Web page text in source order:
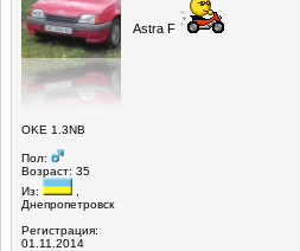
OKE 1.3NB
Пол:
Возраст: 35
Из:
Днепропетровск
Регистрация:
01.11.2014
Astra F